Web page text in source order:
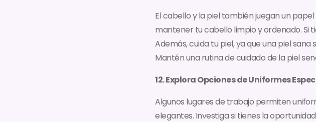
El cabello y la piel también juegan un
mantener tu cabello limpio y ordenado. Si
Además, cuida tu piel, ya que una piel
Mantén una rutina de cuidado de la piel
12. Explora Opciones de Uniformes
Algunos lugares de trabajo permiten
elegantes. Investiga si tienes la